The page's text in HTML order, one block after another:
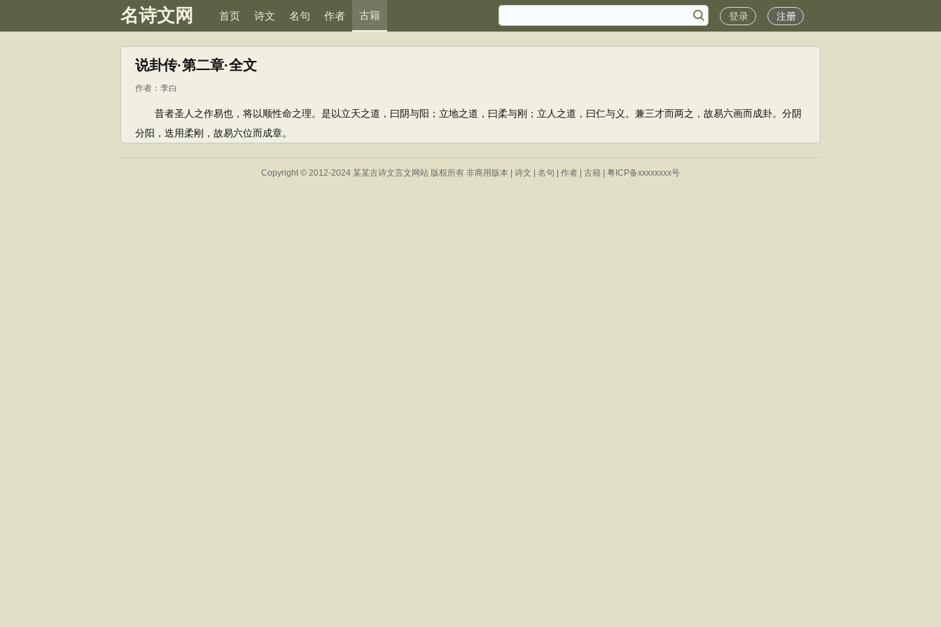
名诗文网 首页 诗文 名句 作者 古籍 登录 注册
说卦传·第二章·全文
作者： 李白
昔者圣人之作易也，将以顺性命之理。是以立天之道，曰阴与阳；立地之道，曰柔与刚；立人之道，曰仁与义。兼三才而两之，故易六画而成卦。分阴
分阳，迭用柔刚，故易六位而成章。
Copyright © 2012-2024 某某古诗文言文网站 版权所有 非商用版本 | 诗文 名句 作者 古籍 粤ICP备xxxxxxxx号